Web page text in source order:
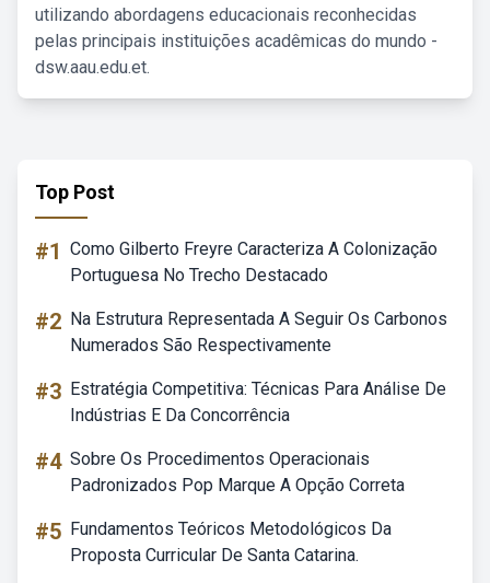
utilizando abordagens educacionais reconhecidas
pelas principais instituições acadêmicas do mundo -
dsw.aau.edu.et.
Top Post
#1 Como Gilberto Freyre Caracteriza A Colonização
Portuguesa No Trecho Destacado
#2 Na Estrutura Representada A Seguir Os Carbonos
Numerados São Respectivamente
#3 Estratégia Competitiva: Técnicas Para Análise De
Indústrias E Da Concorrência
#4 Sobre Os Procedimentos Operacionais
Padronizados Pop Marque A Opção Correta
#5 Fundamentos Teóricos Metodológicos Da
Proposta Curricular De Santa Catarina.